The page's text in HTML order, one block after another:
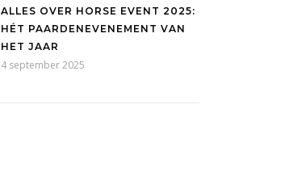
ALLES OVER HORSE EVENT 2025:
HÉT PAARDENEVENEMENT VAN
HET JAAR
4 september 2025